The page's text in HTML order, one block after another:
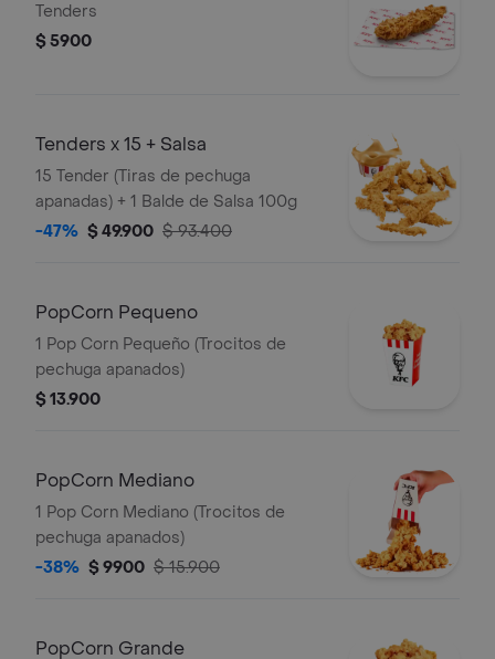
Tenders
$ 5900
Tenders x 15 + Salsa
15 Tender (Tiras de pechuga
apanadas) + 1 Balde de Salsa 100g
-47% $ 49.900 $ 93.400
PopCorn Pequeno
1 Pop Corn Pequeño (Trocitos de
pechuga apanados)
$ 13.900
PopCorn Mediano
1 Pop Corn Mediano (Trocitos de
pechuga apanados)
-38% $ 9900 $ 15.900
PopCorn Grande